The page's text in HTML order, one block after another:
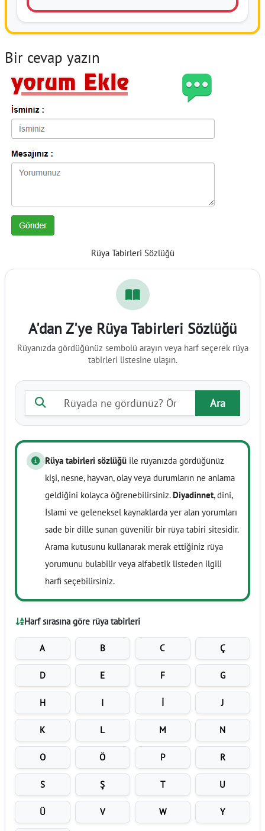
Bir cevap yazın
Rüya Tabirleri Sözlüğü
A'dan Z'ye Rüya Tabirleri Sözlüğü
Rüyanızda gördüğünüz sembolü arayın veya harf seçerek rüya
tabirleri listesine ulaşın.
Rüya tabiri ara
Ara
Rüya tabirleri sözlüğü ile rüyanızda gördüğünüz
kişi, nesne, hayvan, olay veya durumların ne anlama
geldiğini kolayca öğrenebilirsiniz. Diyadinnet, dini,
İslami ve geleneksel kaynaklarda yer alan yorumları
sade bir dille sunan güvenilir bir rüya tabiri sitesidir.
Arama kutusunu kullanarak merak ettiğiniz rüya
yorumunu bulabilir veya alfabetik listeden ilgili
harfi seçebilirsiniz.
Harf sırasına göre rüya tabirleri
A B C Ç
D E F G
H I İ J
K L M N
O Ö P R
S Ş T U
Ü V W Y